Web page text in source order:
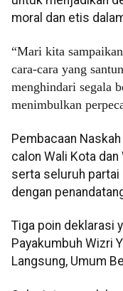
moral dan etis
“Mari kita
cara-cara yang
menghindari segala
menimbulkan
Pembacaan
calon Wali Kota
serta seluruh
dengan
Tiga poin deklarasi
Payakumbuh Wizri
Langsung, Umum